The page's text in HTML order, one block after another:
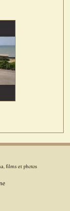
films et photos